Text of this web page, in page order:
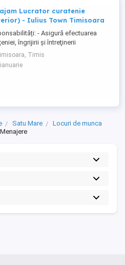
Lucrator curatenie
- Iulius Town Timisoara
- Asigură efectuarea
îngrijirii şi întreţinerii
exterior al Mall-ului; -
cartoanele din locaţie şi le
spre punctul de colectare; - Pe timp
Timis
Satu Mare
Locuri de munca
Menajere